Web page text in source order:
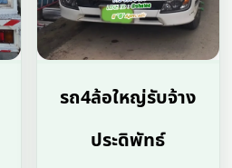
รถ4ล้อใหญ่รับจ้าง
ประดิพัทธ์